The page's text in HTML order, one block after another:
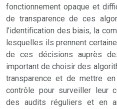
fonctionnement opaque et
de transparence de ces
l’identification des biais, la
lesquelles ils prennent
de ces décisions auprès
important de choisir des
transparence et de mettre
contrôle pour surveiller leur
des audits réguliers et en